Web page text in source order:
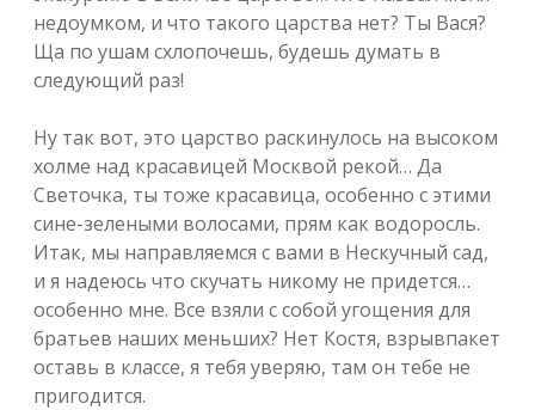
недоумком, и что такого царства нет? Ты Вася?
Ща по ушам схлопочешь, будешь думать в
следующий раз!
Ну так вот, это царство раскинулось на высоком
холме над красавицей Москвой рекой… Да
Светочка, ты тоже красавица, особенно с этими
сине-зелеными волосами, прям как водоросль.
Итак, мы направляемся с вами в Нескучный сад,
и я надеюсь что скучать никому не придется…
особенно мне. Все взяли с собой угощения для
братьев наших меньших? Нет Костя, взрывпакет
оставь в классе, я тебя уверяю, там он тебе не
пригодится.